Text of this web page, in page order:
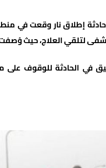
إطلاق نار وقعت في
لتلقي العلاج، حيث
في الحادثة للوقوف على